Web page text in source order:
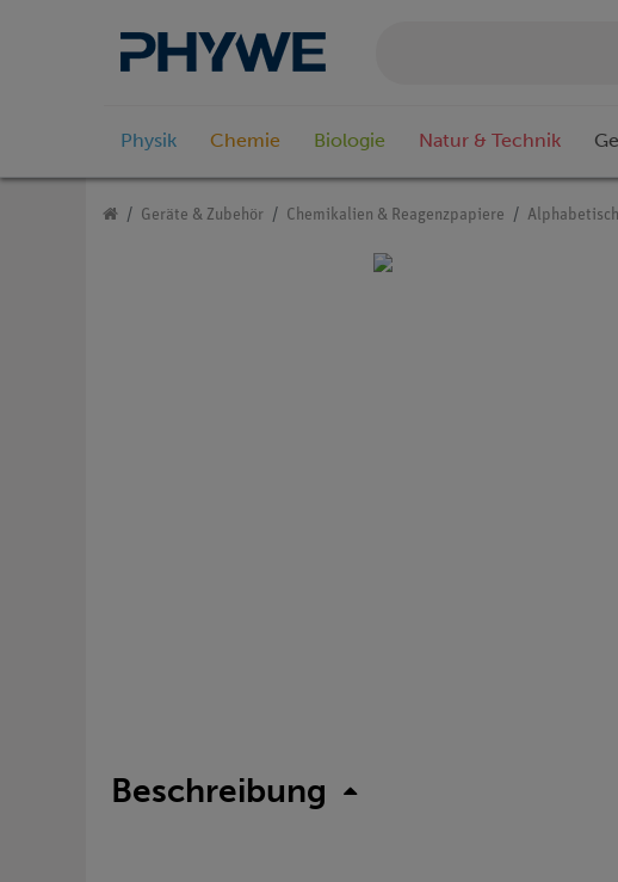
Physik Chemie Biologie Natur & Technik
Geräte & Zubehör Chemikalien & Reagenzpapiere
Beschreibung